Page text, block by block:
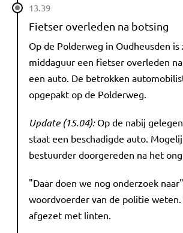
13.39
Fietser overleden na botsing
Op de Polderweg in Oudheusden is
middaguur een fietser overleden
een auto. De betrokken
opgepakt op de Polderweg.
Update (15.04): Op de nabij
staat een beschadigde auto.
bestuurder doorgereden na het
"Daar doen we nog onderzoek
woordvoerder van de politie weten.
afgezet met linten.